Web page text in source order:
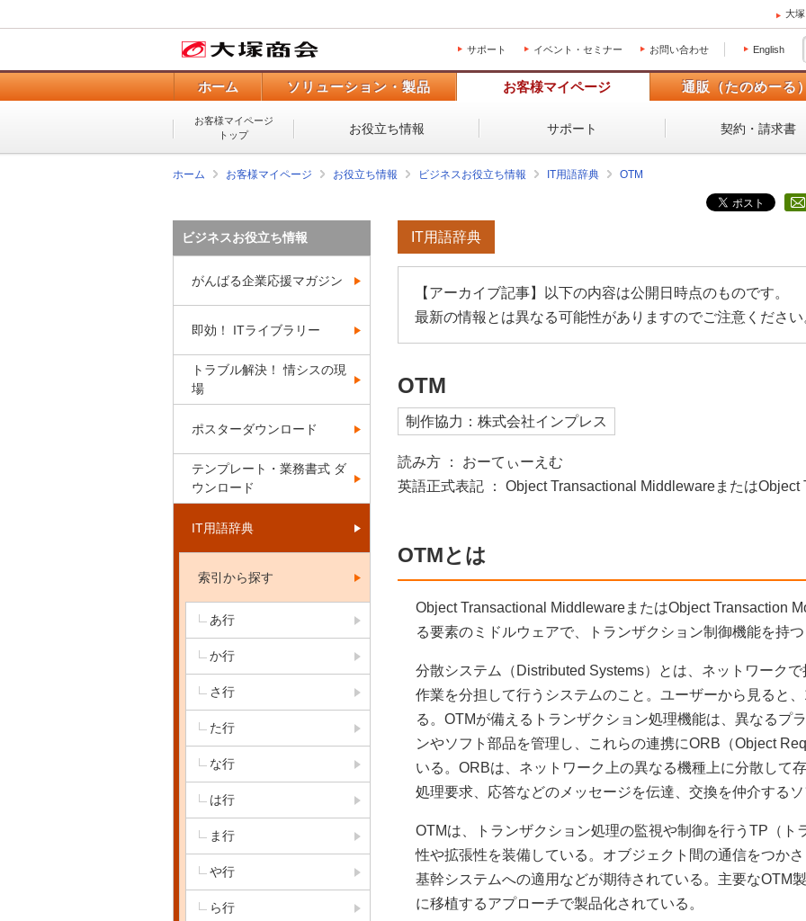
大
サポート イベント・セミナー お問い合わせ English
ホーム ソリューション・製品 お客様マイページ 通販（たのめーる
お客様マイページ
トップ
お役立ち情報 サポート 契約・請求書
ホーム お客様マイページ お役立ち情報 ビジネスお役立ち情報 IT用語辞典 OTM
IT用語辞典
【アーカイブ記事】以下の内容は公開日時点のものです。
最新の情報とは異なる可能性がありますのでご注意ください
OTM
制作協力：株式会社インプレス
読み方 ： おーてぃーえむ
英語正式表記 ： Object Transactional MiddlewareまたはObject
OTMとは
Object Transactional MiddlewareまたはObject Transaction
る要素のミドルウェアで、トランザクション制御機能を持
分散システム（Distributed Systems）とは、ネットワーク
作業を分担して行うシステムのこと。ユーザーから見ると
る。OTMが備えるトランザクション処理機能は、異なるプ
ンやソフト部品を管理し、これらの連携にORB（Object
いる。ORBは、ネットワーク上の異なる機種上に分散して
処理要求、応答などのメッセージを伝達、交換を仲介する
OTMは、トランザクション処理の監視や制御を行うTP（ト
性や拡張性を装備している。オブジェクト間の通信をつか
基幹システムへの適用などが期待されている。主要なOTM
に移植するアプローチで製品化されている。
ビジネスお役立ち情報
がんばる企業応援マガジン
即効！ ITライブラリー
トラブル解決！ 情シスの現
場
ポスターダウンロード
テンプレート・業務書式 ダ
ウンロード
IT用語辞典
索引から探す
あ行
か行
さ行
た行
な行
は行
ま行
や行
ら行